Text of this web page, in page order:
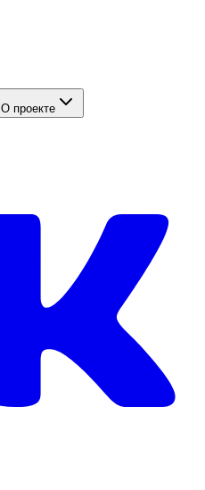
О проекте